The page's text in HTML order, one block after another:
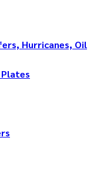
Hurricanes, Oil